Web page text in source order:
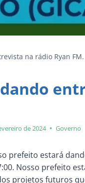
na rádio Ryan FM.
de 2024 Governo
prefeito estará
Nosso prefeito
projetos futuros